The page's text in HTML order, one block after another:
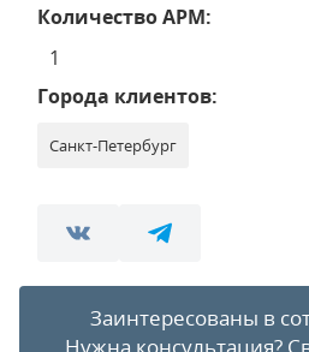
Количество АРМ:
1
Города клиентов:
Санкт-Петербург
Заинтересованы в